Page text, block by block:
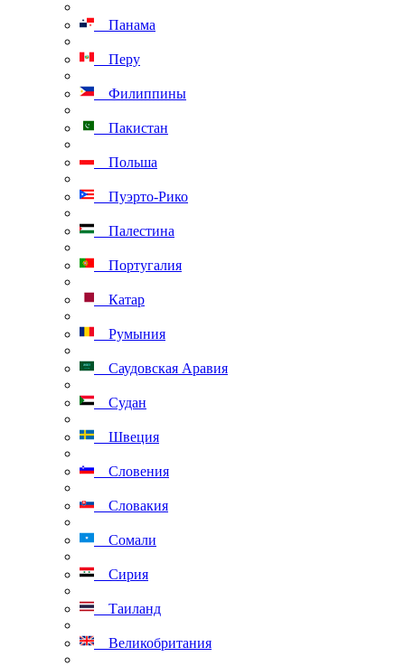
Панама
Перу
Филиппины
Пакистан
Польша
Пуэрто-Рико
Палестина
Португалия
Катар
Румыния
Саудовская Аравия
Судан
Швеция
Словения
Словакия
Сомали
Сирия
Таиланд
Великобритания